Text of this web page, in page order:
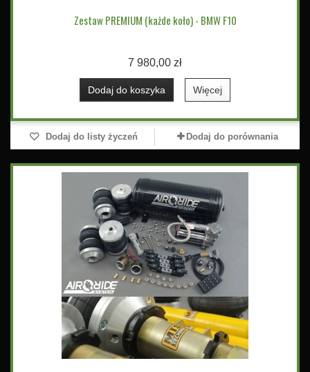
Zestaw PREMIUM (każde koło) - BMW F10
7 980,00 zł
Dodaj do koszyka Więcej
Dodaj do listy życzeń Dodaj do porównania